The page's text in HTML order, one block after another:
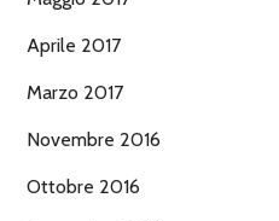
Aprile 2017
Marzo 2017
Novembre 2016
Ottobre 2016